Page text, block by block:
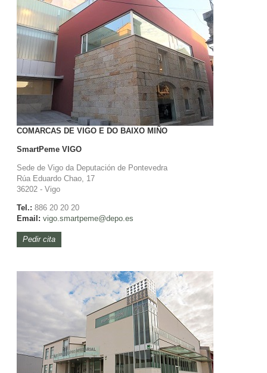
COMARCAS DE VIGO E DO BAIXO MIÑO
SmartPemeVIGO
Sede de Vigo da Deputación de Pontevedra
Rúa Eduardo Chao, 17
36202 - Vigo
Tel.: 886 20 20 20
Email: vigo.smartpeme@depo.es
Pedir cita